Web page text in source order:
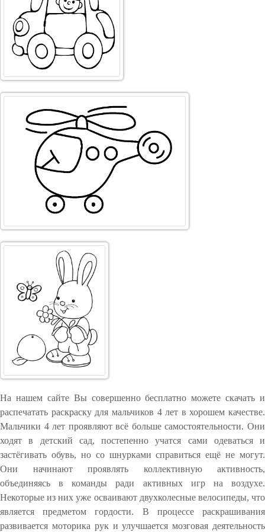
На нашем сайте Вы совершенно бесплатно можете скачать и
распечатать раскраску для мальчиков 4 лет в хорошем качестве.
Мальчики 4 лет проявляют всё больше самостоятельности. Они
ходят в детский сад, постепенно учатся сами одеваться и
застёгивать обувь, но со шнурками справиться ещё не могут.
Они начинают проявлять коллективную активность,
объединяясь в команды ради активных игр на воздухе.
Некоторые из них уже осваивают двухколесные велосипеды, что
является предметом гордости. В процессе раскрашивания
развивается моторика рук и улучшается мозговая деятельность